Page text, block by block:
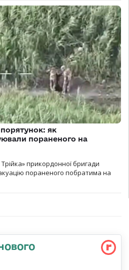
як
пораненого на
прикордонної бригади
пораненого побратима на